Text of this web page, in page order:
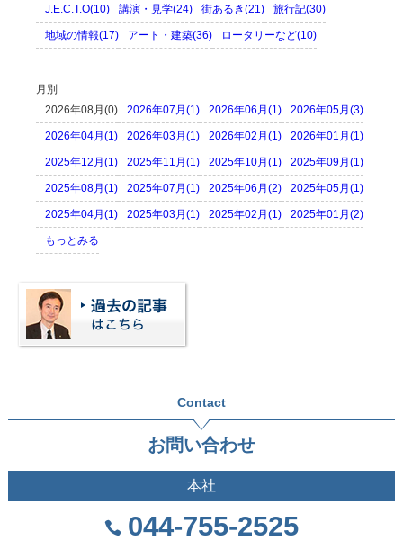
J.E.C.T.O(10)
講演・見学(24) 街あるき(21) 旅行記(30)
地域の情報(17) アート・建築(36) ロータリーなど(10)
月別
2026年08月(0)
2026年07月(1) 2026年06月(1) 2026年05月(3)
2026年04月(1) 2026年03月(1) 2026年02月(1) 2026年01月(1)
2025年12月(1) 2025年11月(1) 2025年10月(1) 2025年09月(1)
2025年08月(1) 2025年07月(1) 2025年06月(2) 2025年05月(1)
2025年04月(1) 2025年03月(1) 2025年02月(1) 2025年01月(2)
もっとみる
Contact
お問い合わせ
本社
044-755-2525